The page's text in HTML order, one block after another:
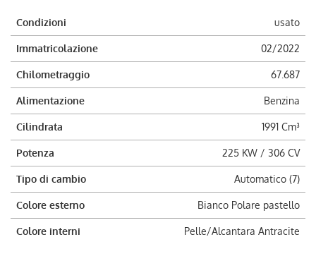
Condizioni usato
Immatricolazione 02/2022
Chilometraggio 67.687
Alimentazione Benzina
Cilindrata 1991 Cm³
Potenza 225 KW / 306 CV
Tipo di cambio Automatico (7)
Colore esterno Bianco Polare pastello
Colore interni Pelle/Alcantara Antracite